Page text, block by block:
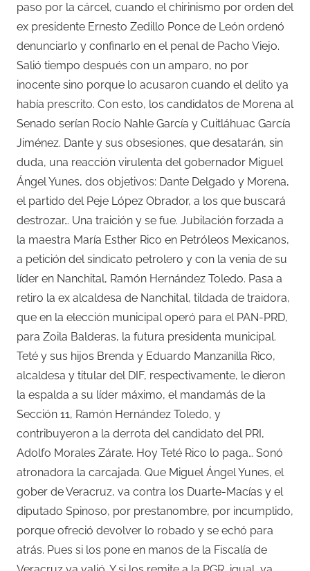
paso por la cárcel, cuando el chirinismo por orden del
ex presidente Ernesto Zedillo Ponce de León ordenó
denunciarlo y confinarlo en el penal de Pacho Viejo.
Salió tiempo después con un amparo, no por
inocente sino porque lo acusaron cuando el delito ya
había prescrito. Con esto, los candidatos de Morena al
Senado serían Rocío Nahle García y Cuitláhuac García
Jiménez. Dante y sus obsesiones, que desatarán, sin
duda, una reacción virulenta del gobernador Miguel
Ángel Yunes, dos objetivos: Dante Delgado y Morena,
el partido del Peje López Obrador, a los que buscará
destrozar… Una traición y se fue. Jubilación forzada a
la maestra María Esther Rico en Petróleos Mexicanos,
a petición del sindicato petrolero y con la venia de su
líder en Nanchital, Ramón Hernández Toledo. Pasa a
retiro la ex alcaldesa de Nanchital, tildada de traidora,
que en la elección municipal operó para el PAN-PRD,
para Zoila Balderas, la futura presidenta municipal.
Teté y sus hijos Brenda y Eduardo Manzanilla Rico,
alcaldesa y titular del DIF, respectivamente, le dieron
la espalda a su líder máximo, el mandamás de la
Sección 11, Ramón Hernández Toledo, y
contribuyeron a la derrota del candidato del PRI,
Adolfo Morales Zárate. Hoy Teté Rico lo paga… Sonó
atronadora la carcajada. Que Miguel Ángel Yunes, el
gober de Veracruz, va contra los Duarte-Macías y el
diputado Spinoso, por prestanombre, por incumplido,
porque ofreció devolver lo robado y se echó para
atrás. Pues si los pone en manos de la Fiscalía de